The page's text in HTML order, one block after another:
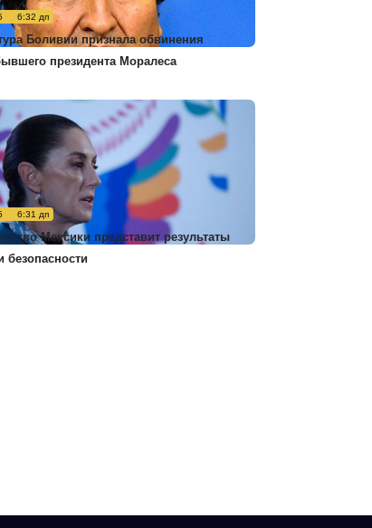
6:32 дп
Боливии признала обвинения
президента Моралеса
6:31 дп
Мексики представит результаты
безопасности